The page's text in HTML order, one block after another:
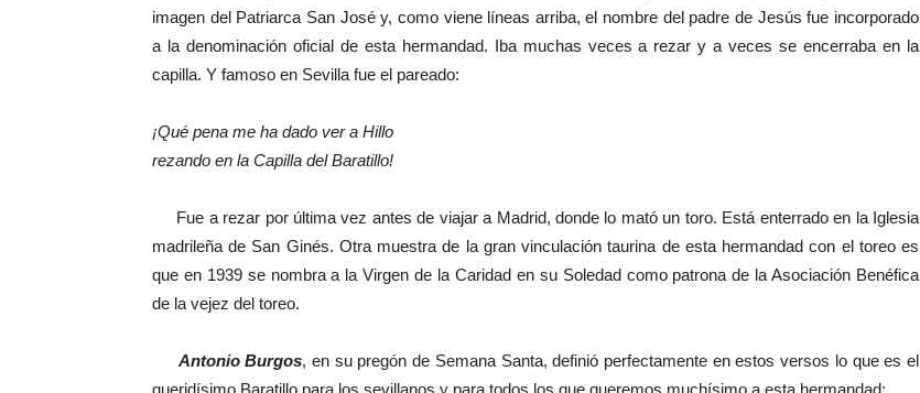
imagen del Patriarca San José y, como viene líneas arriba, el nombre del padre de Jesús fue incorporado
a la denominación oficial de esta hermandad. Iba muchas veces a rezar y a veces se encerraba en la
capilla. Y famoso en Sevilla fue el pareado:
¡Qué pena me ha dado ver a Hillo
rezando en la Capilla del Baratillo!
Fue a rezar por última vez antes de viajar a Madrid, donde lo mató un toro. Está enterrado en la Iglesia
madrileña de San Ginés. Otra muestra de la gran vinculación taurina de esta hermandad con el toreo es
que en 1939 se nombra a la Virgen de la Caridad en su Soledad como patrona de la Asociación Benéfica
de la vejez del toreo.
Antonio Burgos, en su pregón de Semana Santa, definió perfectamente en estos versos lo que es el
queridísimo Baratillo para los sevillanos y para todos los que queremos muchísimo a esta hermandad: